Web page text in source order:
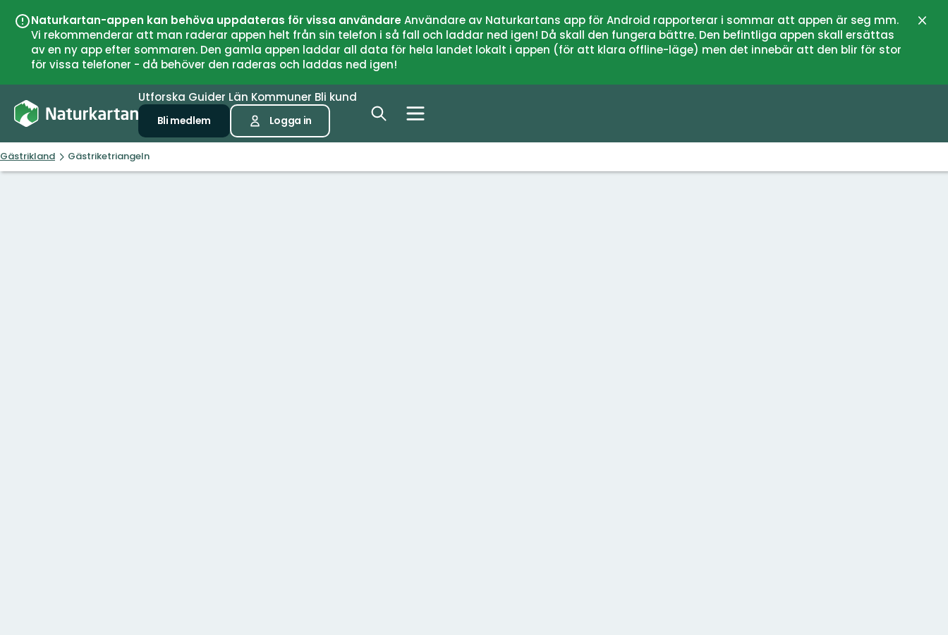
Naturkartan-appen kan behöva uppdateras för vissa användareAnvändare av Naturkartans app för Android rapporterar i sommar att appen är seg mm.
Vi rekommenderar att man raderar appen helt från sin telefon i så fall och laddar ned igen! Då skall den fungera bättre. Den befintliga appen skall ersättas
av en ny app efter sommaren. Den gamla appen laddar all data för hela landet lokalt i appen (för att klara offline-läge) men det innebär att den blir för stor
för vissa telefoner - då behöver den raderas och laddas ned igen!
Utforska Guider Län Kommuner Bli kund
Bli medlem Logga in
Gästrikland Gästriketriangeln